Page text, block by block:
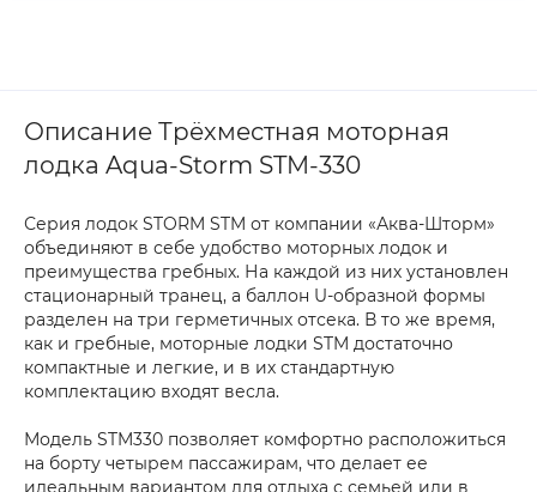
Описание Трёхместная моторная
лодка Aqua-Storm STM-330
Серия лодок STORM STM от компании «Аква-Шторм»
объединяют в себе удобство моторных лодок и
преимущества гребных. На каждой из них установлен
стационарный транец, а баллон U-образной формы
разделен на три герметичных отсека. В то же время,
как и гребные, моторные лодки STM достаточно
компактные и легкие, и в их стандартную
комплектацию входят весла.
Модель STM330 позволяет комфортно расположиться
на борту четырем пассажирам, что делает ее
идеальным вариантом для отдыха с семьей или в